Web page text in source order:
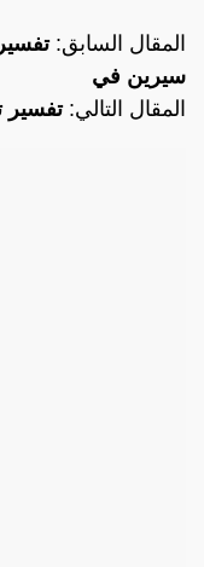
المقال السابق:
سيرين في
المقال التالي:تفسير